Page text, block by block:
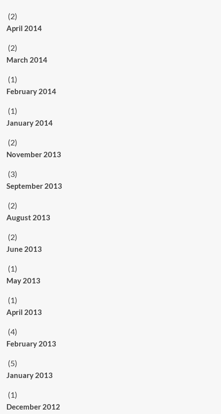
(2)
April 2014
(2)
March 2014
(1)
February 2014
(1)
January 2014
(2)
November 2013
(3)
September 2013
(2)
August 2013
(2)
June 2013
(1)
May 2013
(1)
April 2013
(4)
February 2013
(5)
January 2013
(1)
December 2012